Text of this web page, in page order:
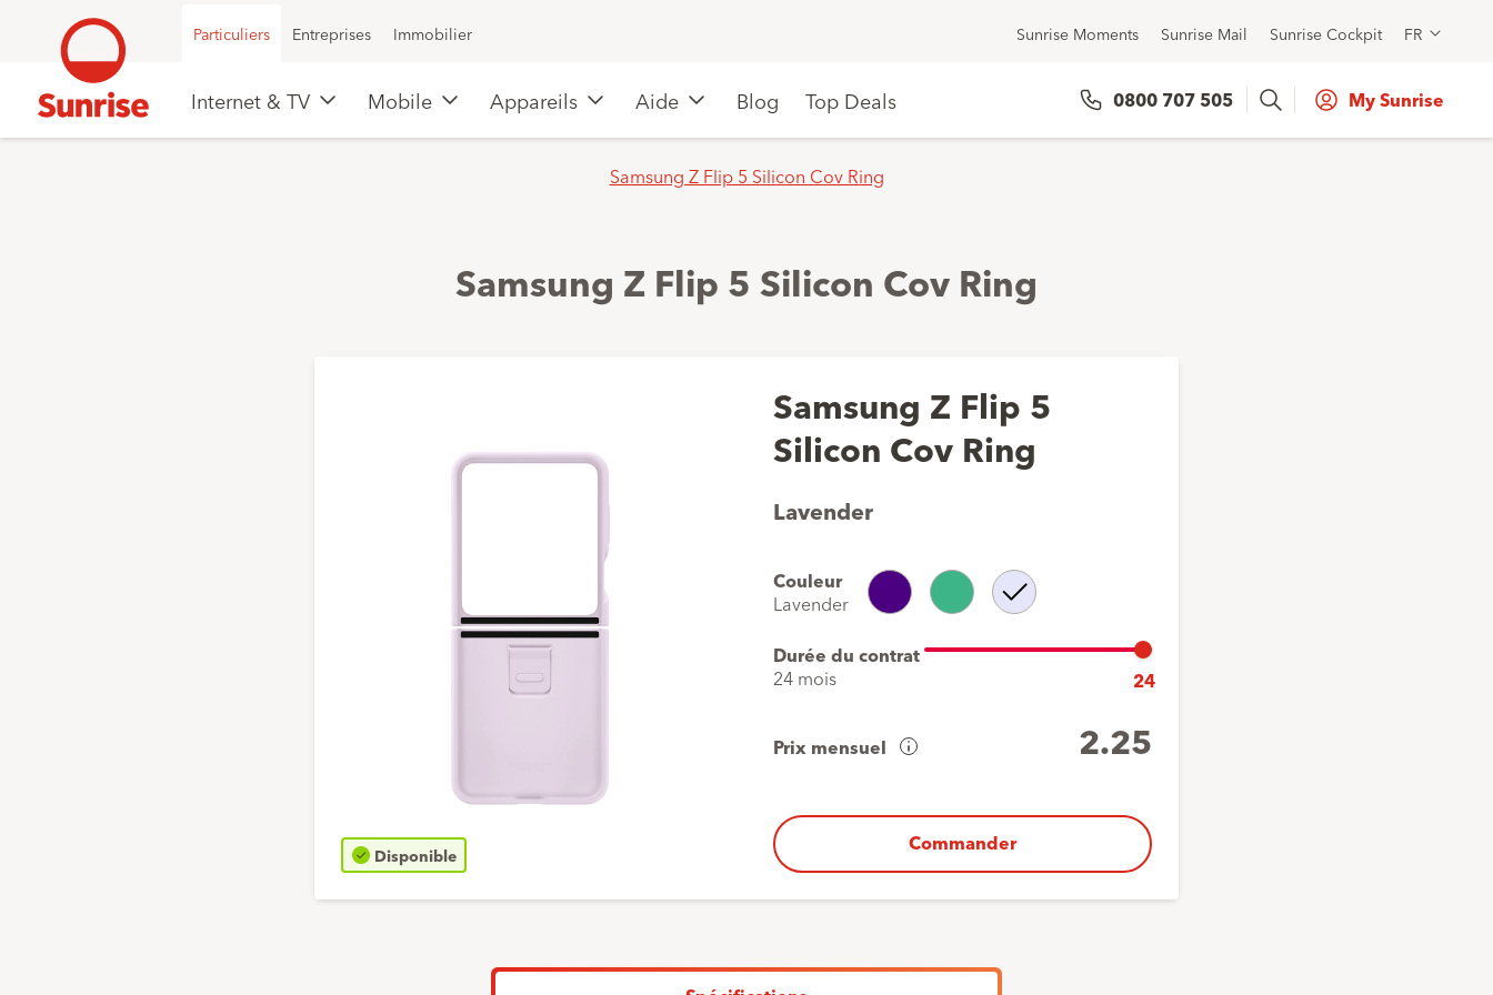
Particuliers Entreprises Immobilier Sunrise Moments Sunrise Mail Sunrise Cockpit FR
Internet & TV Mobile Appareils Aide Blog Top Deals 0800 707 505 Search My Sunrise
Samsung Z Flip 5 Silicon Cov Ring
Samsung Z Flip 5 Silicon Cov Ring
Disponible
Samsung Z Flip 5
Silicon Cov Ring
Lavender
Couleur
Lavender
Indigo MintLavender
Durée du contrat
24 mois 24
Prix mensuel
Aperçu
vos
coûts
Dernier
2.25
Commander